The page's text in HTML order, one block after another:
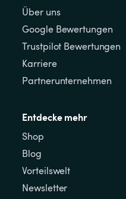
Über uns
Google Bewertungen
Trustpilot Bewertungen
Karriere
Partnerunternehmen
Entdecke mehr
Shop
Blog
Vorteilswelt
Newsletter